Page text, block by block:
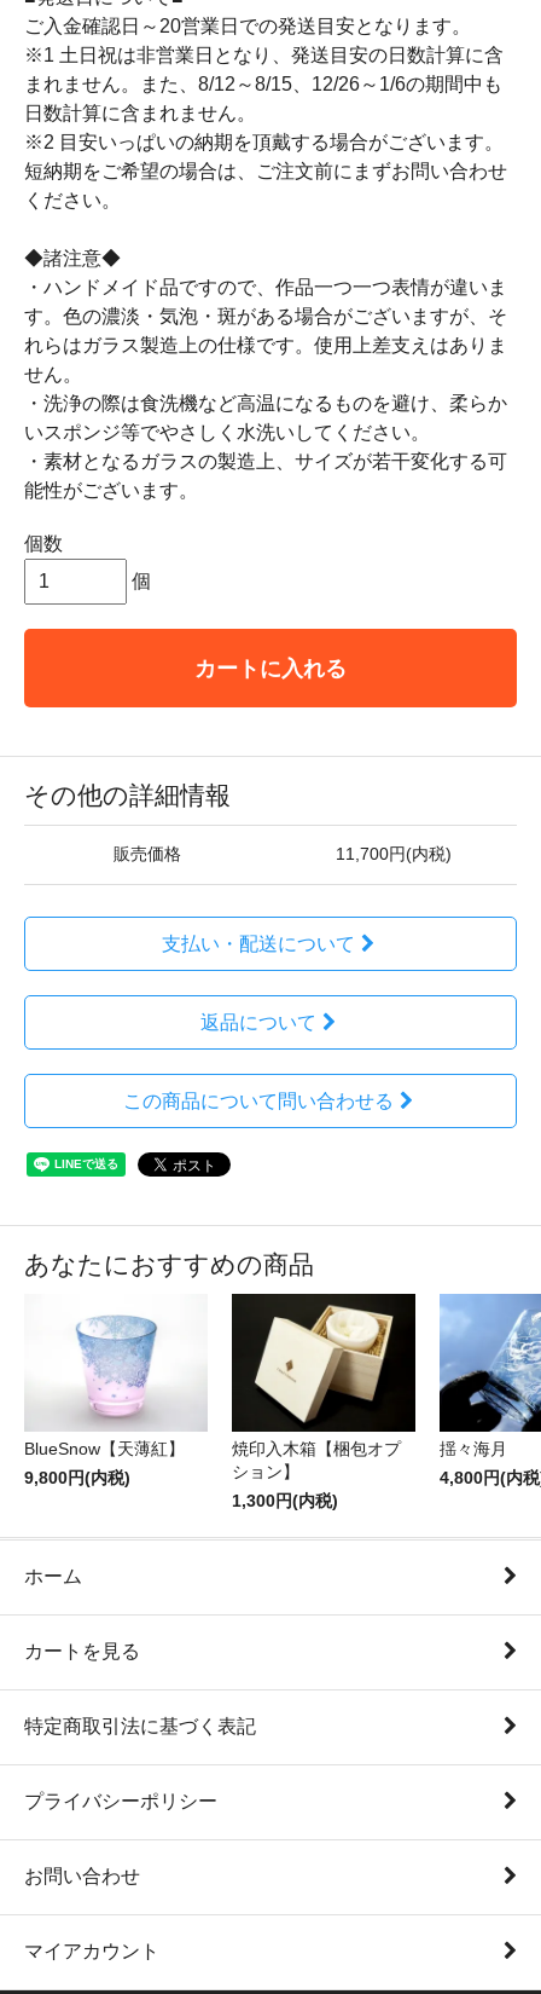
ご入金確認日～20営業日での発送目安となります。
※1 土日祝は非営業日となり、発送目安の日数計算に含
まれません。また、8/12～8/15、12/26～1/6の期間中も
日数計算に含まれません。
※2 目安いっぱいの納期を頂戴する場合がございます。
短納期をご希望の場合は、ご注文前にまずお問い合わせ
ください。
◆諸注意◆
・ハンドメイド品ですので、作品一つ一つ表情が違いま
す。色の濃淡・気泡・斑がある場合がございますが、そ
れらはガラス製造上の仕様です。使用上差支えはありま
せん。
・洗浄の際は食洗機など高温になるものを避け、柔らか
いスポンジ等でやさしく水洗いしてください。
・素材となるガラスの製造上、サイズが若干変化する可
能性がございます。
個数
個
カートに入れる
その他の詳細情報
販売価格 11,700円(内税)
支払い・配送について
返品について
この商品について問い合わせる
あなたにおすすめの商品
BlueSnow【天薄紅】
9,800円(内税)
焼印入木箱【梱包オプ
ション】
1,300円(内税)
揺々海月
4,800円(内
ホーム
カートを見る
特定商取引法に基づく表記
プライバシーポリシー
お問い合わせ
マイアカウント